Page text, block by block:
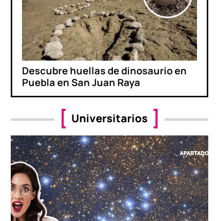
Descubre huellas de dinosaurio en
Puebla en San Juan Raya
Universitarios